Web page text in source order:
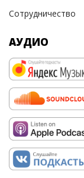
Сотрудничество
АУДИО